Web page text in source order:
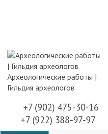
Археологические работы |
Гильдия археологов
+7 (902) 475-30-16
+7 (922) 388-97-97